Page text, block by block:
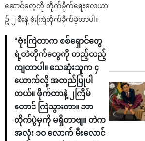
ဆောင်တွေကို တိုက်ခိုက်ရေးလေယာ
ဥ် ၂ စီးနဲ့ ဗုံးကြဲတိုက်ခိုက်ခဲ့တာပါ။
“ဗုံးကြဲတာက စစ်ရှောင်တွေ
ရဲ့တဲတိုက်တွေကို တည့်တည့်
ကျတာပါ။ သေဆုံးသူက ၄
ယောက်လို့ အတည်ပြုပါ
တယ်။ ဖိုက်တာနဲ့ ၂ကြိမ်
တောင် ကြဲသွားတာ။ ဘာ
တိုက်ပွဲမှကို မရှိတာဗျ။ တဲက
အလုံး ၁၀ လောက် မီးလောင်